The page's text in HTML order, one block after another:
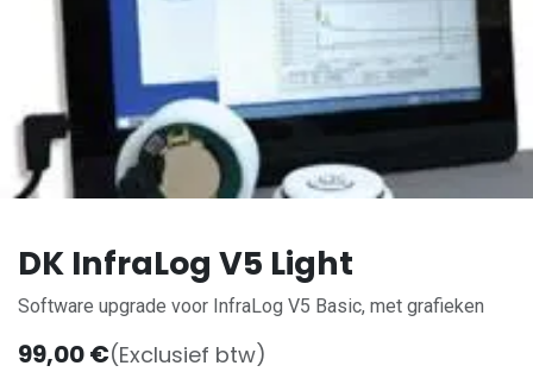
DK InfraLog V5 Light
Software upgrade voor InfraLog V5 Basic, met grafieken
99,00€(Exclusief btw)